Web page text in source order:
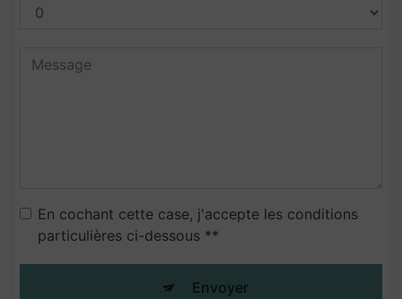
En cochant cette case, j'accepte les conditions
particulières ci-dessous **
Envoyer